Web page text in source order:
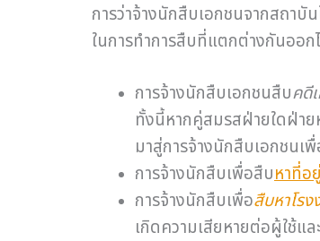
การว่าจ้างนักสืบเอกชนจากสถาบั
ในการทำการสืบที่แตกต่างกันออ
การจ้างนักสืบเอกชนสืบคดี
ทั้งนี้หากคู่สมรสฝ่ายใดฝ่า
มาสู่การจ้างนักสืบเอกชนเ
การจ้างนักสืบเพื่อสืบหาที่อ
การจ้างนักสืบเพื่อสืบหาโร
เกิดความเสียหายต่อผู้ใช้แ